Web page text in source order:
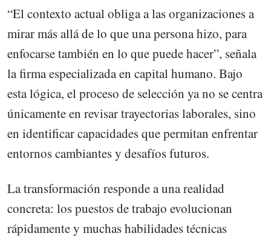
“El contexto actual obliga a las organizaciones a
mirar más allá de lo que una persona hizo, para
enfocarse también en lo que puede hacer”, señala
la firma especializada en capital humano. Bajo
esta lógica, el proceso de selección ya no se centra
únicamente en revisar trayectorias laborales, sino
en identificar capacidades que permitan enfrentar
entornos cambiantes y desafíos futuros.
La transformación responde a una realidad
concreta: los puestos de trabajo evolucionan
rápidamente y muchas habilidades técnicas